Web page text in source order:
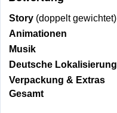
Story(doppelt gewichtet)
Animationen
Musik
Deutsche Lokalisierung
Verpackung & Extras
Gesamt